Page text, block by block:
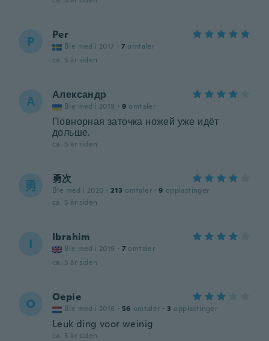
P Per
Ble med i 2017 · 7 omtaler
ca. 5 år siden
А Александр
Ble med i 2019 · 9 omtaler
Повнорная заточка ножей уже идёт
дольше.
ca. 5 år siden
勇 勇次
Ble med i 2020 · 213 omtaler · 9 opplastinger
ca. 5 år siden
I Ibrahim
Ble med i 2019 · 7 omtaler
ca. 5 år siden
O Oepie
Ble med i 2016 · 56 omtaler · 3 opplastinger
Leuk ding voor weinig
ca. 5 år siden